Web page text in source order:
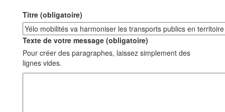
Titre (obligatoire)
Texte de votre message (obligatoire)
Pour créer des paragraphes, laissez simplement des
lignes vides.